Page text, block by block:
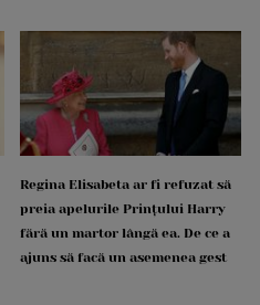
Regina Elisabeta ar fi refuzat să
preia apelurile Prințului Harry
fără un martor lângă ea. De ce a
ajuns să facă un asemenea gest